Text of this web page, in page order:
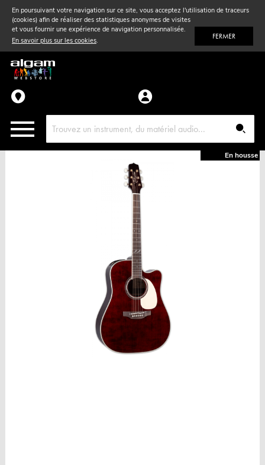
En poursuivant votre navigation sur ce site, vous acceptez l'utilisation de traceurs
(cookies) afin de réaliser des statistiques anonymes de visites
et vous fournir une expérience de navigation personnalisée.
En savoir plus sur les cookies. FERMER
Vent& Violon
Accessoires
Pièces détachées
En housse